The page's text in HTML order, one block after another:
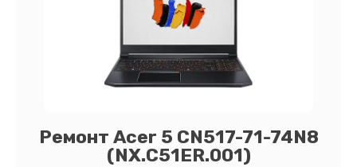
Ремонт Acer 5 CN517-71-74N8
(NX.C51ER.001)